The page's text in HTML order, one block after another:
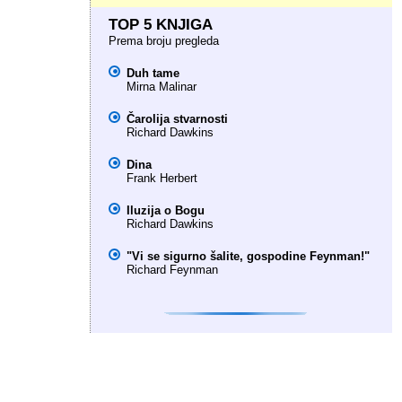
TOP 5 KNJIGA
Prema broju pregleda
Duh tame
Mirna Malinar
Čarolija stvarnosti
Richard Dawkins
Dina
Frank Herbert
Iluzija o Bogu
Richard Dawkins
"Vi se sigurno šalite, gospodine Feynman!"
Richard Feynman